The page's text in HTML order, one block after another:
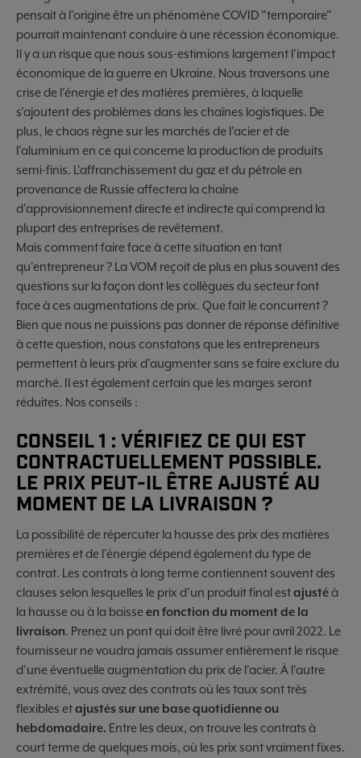
pensait à l'origine être un phénomène COVID "temporaire"
pourrait maintenant conduire à une récession économique.
Il y a un risque que nous sous-estimions largement l'impact
économique de la guerre en Ukraine. Nous traversons une
crise de l'énergie et des matières premières, à laquelle
s'ajoutent des problèmes dans les chaînes logistiques. De
plus, le chaos règne sur les marchés de l'acier et de
l'aluminium en ce qui concerne la production de produits
semi-finis. L'affranchissement du gaz et du pétrole en
provenance de Russie affectera la chaîne
d'approvisionnement directe et indirecte qui comprend la
plupart des entreprises de revêtement.
Mais comment faire face à cette situation en tant
qu'entrepreneur ? La VOM reçoit de plus en plus souvent des
questions sur la façon dont les collègues du secteur font
face à ces augmentations de prix. Que fait le concurrent ?
Bien que nous ne puissions pas donner de réponse définitive
à cette question, nous constatons que les entrepreneurs
permettent à leurs prix d'augmenter sans se faire exclure du
marché. Il est également certain que les marges seront
réduites. Nos conseils :
CONSEIL 1 : VÉRIFIEZ CE QUI EST
CONTRACTUELLEMENT POSSIBLE.
LE PRIX PEUT-IL ÊTRE AJUSTÉ AU
MOMENT DE LA LIVRAISON ?
La possibilité de répercuter la hausse des prix des matières
premières et de l'énergie dépend également du type de
contrat. Les contrats à long terme contiennent souvent des
clauses selon lesquelles le prix d'un produit final estajustéà
la hausse ou à la baisseen fonction du moment de la
livraison. Prenez un pont qui doit être livré pour avril 2022. Le
fournisseur ne voudra jamais assumer entièrement le risque
d'une éventuelle augmentation du prix de l'acier. À l'autre
extrémité, vous avez des contrats où les taux sont très
flexibles etajustéssur une base quotidienne ou
hebdomadaire. Entre les deux, on trouve les contrats à
court terme de quelques mois, où les prix sont vraiment fixes.